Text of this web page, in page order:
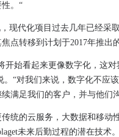
近四分之一的董事会级别执行措施，
重新授予Windows OLE补
耐德电气称赞对ICS安全缺陷的积
将数据中心投资组合卖给
营电子邮件诈骗导致了通过
软的弱电话销量拖到其表面和云胜
Sunedison如何从1号到破产的边缘
HPE演示记忆驱动的架构，用于下一
。“
现代化项目过去几年已经采
点转移到计划于2017年推出
开始看起来更像数字化，这
。“对我们来说，数字化不应
满足我们的客户，并与他们
传统的云服务，大数据和移动
未来后勤过程的潜在技术。